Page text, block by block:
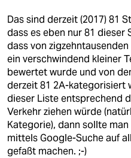
Das sind derzeit (2017) 81
dass es eben nur 81
dass von
ein verschwindend kleiner
bewertet wurde und von
derzeit 81 2A-kategorisiert
dieser Liste entsprechend
Verkehr ziehen würde
Kategorie), dann sollte
mittels Google-Suche auf
gefaßt machen. ;-)